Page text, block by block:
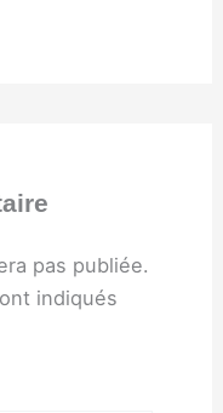
pas publiée.
indiqués